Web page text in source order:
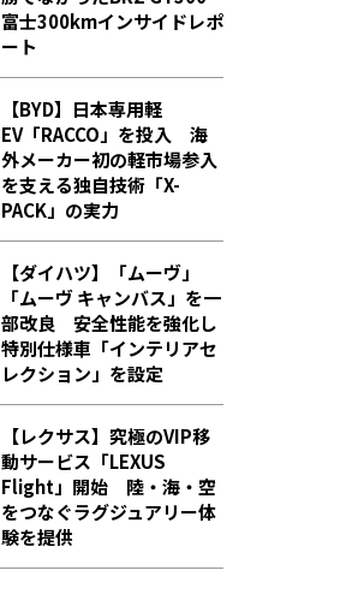
富士300kmインサイドレポ
ート
【BYD】日本専用軽
EV「RACCO」を投入 海
外メーカー初の軽市場参入
を支える独自技術「X-
PACK」の実力
【ダイハツ】「ムーヴ」
「ムーヴ キャンバス」を一
部改良 安全性能を強化し
特別仕様車「インテリアセ
レクション」を設定
【レクサス】究極のVIP移
動サービス「LEXUS
Flight」開始 陸・海・空
をつなぐラグジュアリー体
験を提供